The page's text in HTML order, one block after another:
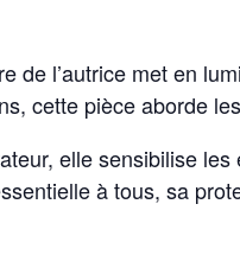
de l’autrice met en
cette pièce aborde
elle sensibilise
à tous, sa